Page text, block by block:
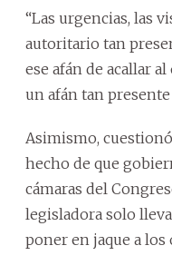
“Las urgencias, las
autoritario tan
ese afán de acallar
un afán tan
Asimismo,
hecho de que
cámaras del
legisladora solo
poner en jaque a